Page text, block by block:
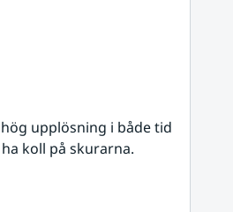
upplösning i både tid
koll på skurarna.